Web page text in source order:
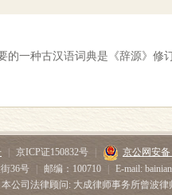
一种古汉语词典是《辞源》修
京ICP证150832号 京公网安备
36号
邮编：100710
E-mail:
本公司法律顾问: 大成律师事务所曾波律